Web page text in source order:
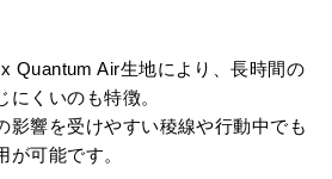
Quantum Air生地により、長時間の
くいのも特徴。
影響を受けやすい稜線や行動中でも
が可能です。